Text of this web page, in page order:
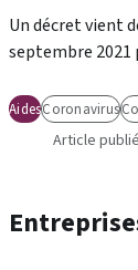
Un décret vient
septembre
AidesCoronavirus
Article